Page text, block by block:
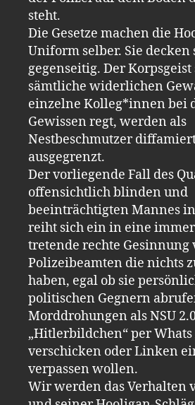
steht.
Die Gesetze machen die
Uniform selber. Sie decken
gegenseitig. Der Korpsgeist
sämtliche widerlichen
einzelne Kolleg*innen bei
Gewissen regt, werden als
Nestbeschmutzer
ausgegrenzt.
Der vorliegende Fall des
offensichtlich blinden und
beeinträchtigten Mannes
reiht sich ein in eine
tretende rechte Gesinnung
Polizeibeamten die nichts
haben, egal ob sie
politischen Gegnern
Morddrohungen als NSU
„Hitlerbildchen“ per Whats
verschicken oder Linken
verpassen wollen.
Wir werden das Verhalten